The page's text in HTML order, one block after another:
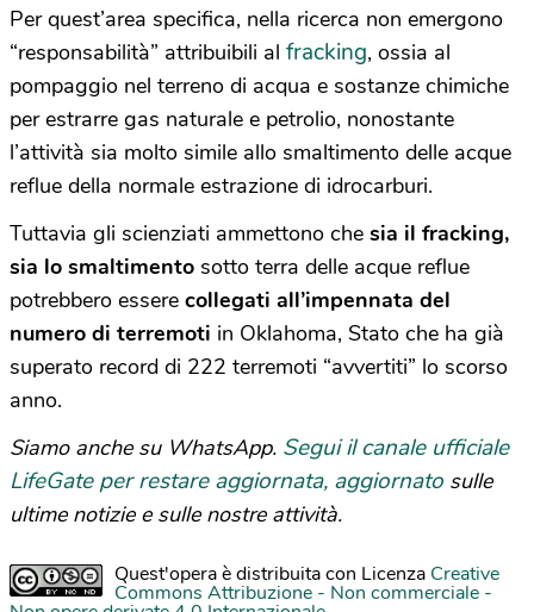
Per quest’area specifica, nella ricerca non emergono
“responsabilità” attribuibili al fracking, ossia al
pompaggio nel terreno di acqua e sostanze chimiche
per estrarre gas naturale e petrolio, nonostante
l’attività sia molto simile allo smaltimento delle acque
reflue della normale estrazione di idrocarburi.
Tuttavia gli scienziati ammettono che sia il fracking,
sia lo smaltimento sotto terra delle acque reflue
potrebbero essere collegati all’impennata del
numero di terremoti in Oklahoma, Stato che ha già
superato record di 222 terremoti “avvertiti” lo scorso
anno.
Siamo anche su WhatsApp. Segui il canale ufficiale
LifeGate per restare aggiornata, aggiornato sulle
ultime notizie e sulle nostre attività.
Quest'opera è distribuita con Licenza Creative
Commons Attribuzione - Non commerciale -